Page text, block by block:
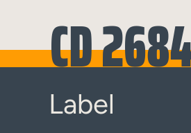
CD
Label